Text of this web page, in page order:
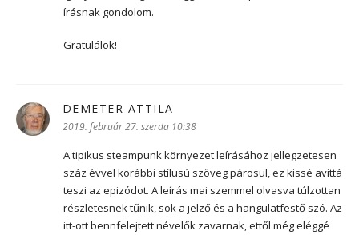
írásnak gondolom.
Gratulálok!
DEMETER ATTILA
2019. február 27. szerda 10:38
A tipikus steampunk környezet leírásához jellegzetesen
száz évvel korábbi stílusú szöveg párosul, ez kissé avittá
teszi az epizódot. A leírás mai szemmel olvasva túlzottan
részletesnek tűnik, sok a jelző és a hangulatfestő szó. Az
itt-ott bennfelejtett névelők zavarnak, ettől még eléggé